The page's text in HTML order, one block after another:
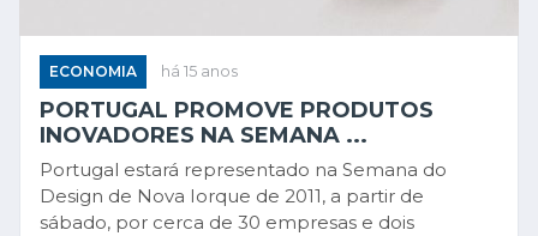
ECONOMIA há 15 anos
PORTUGAL PROMOVE PRODUTOS
INOVADORES NA SEMANA ...
Portugal estará representado na Semana do
Design de Nova Iorque de 2011, a partir de
sábado, por cerca de 30 empresas e dois